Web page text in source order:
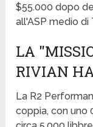
$55.000 dopo
all'ASP medio di
LA
RIVIAN
La R2
coppia, con uno